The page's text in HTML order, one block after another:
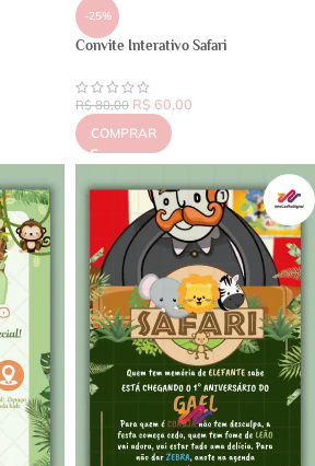
-25%
Convite Interativo Safari
R$80,00 R$ 60,00
COMPRAR